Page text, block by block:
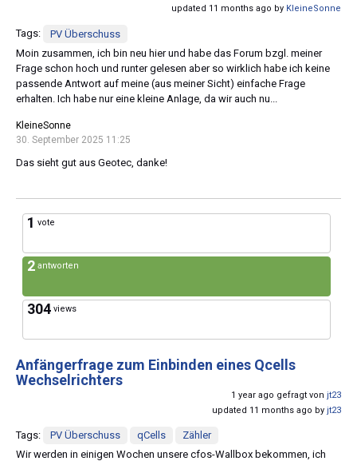
updated 11 months ago by KleineSonne
Tags:
PV Überschuss
Moin zusammen, ich bin neu hier und habe das Forum bzgl. meiner
Frage schon hoch und runter gelesen aber so wirklich habe ich keine
passende Antwort auf meine (aus meiner Sicht) einfache Frage
erhalten. Ich habe nur eine kleine Anlage, da wir auch nu...
KleineSonne
30. September 2025 11:25
Das sieht gut aus Geotec, danke!
1 vote
2 antworten
304 views
Anfängerfrage zum Einbinden eines Qcells
Wechselrichters
1 year ago gefragt von jt23
updated 11 months ago by jt23
Tags: PV Überschuss qCells
Zähler
Wir werden in einigen Wochen unsere cfos-Wallbox bekommen, ich